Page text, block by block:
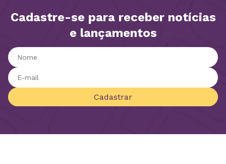
Cadastre-se para receber notícias
e lançamentos
Cadastrar